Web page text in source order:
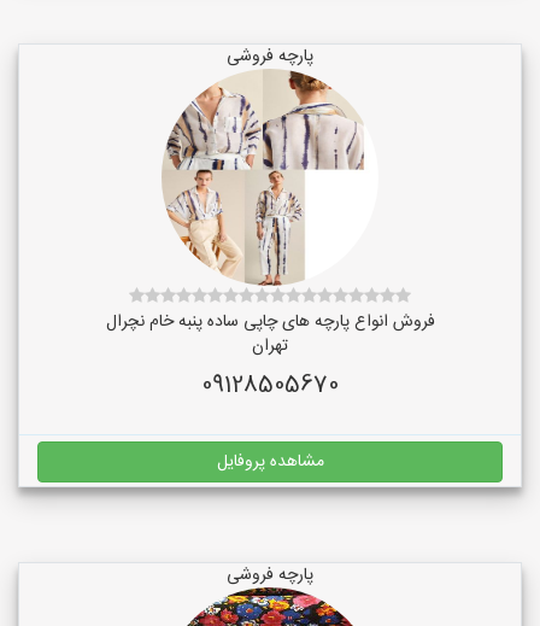
پارچه فروشی
فروش انواع پارچه های چاپی ساده پنبه خام نچرال
تهران
09128505670
مشاهده پروفایل
پارچه فروشی